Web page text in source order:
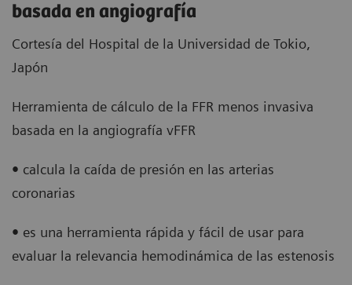
basada en angiografía
Cortesía del Hospital de la Universidad de Tokio,
Japón
Herramienta de cálculo de la FFR menos invasiva
basada en la angiografía vFFR
• calcula la caída de presión en las arterias
coronarias
• es una herramienta rápida y fácil de usar para
evaluar la relevancia hemodinámica de las estenosis